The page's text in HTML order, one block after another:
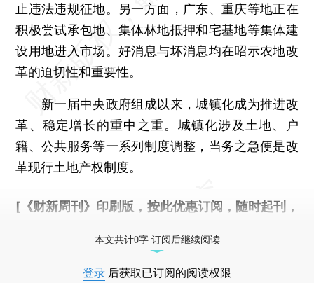
止违法违规征地。另一方面，广东、重庆等地正在
积极尝试承包地、集体林地抵押和宅基地等集体建
设用地进入市场。好消息与坏消息均在昭示农地改
革的迫切性和重要性。
新一届中央政府组成以来，城镇化成为推进改
革、稳定增长的重中之重。城镇化涉及土地、户
籍、公共服务等一系列制度调整，当务之急便是改
革现行土地产权制度。
[《财新周刊》印刷版， 按此优惠订阅 ，随时起刊，
本文共计0字 订阅后继续阅读
登录 后获取已订阅的阅读权限